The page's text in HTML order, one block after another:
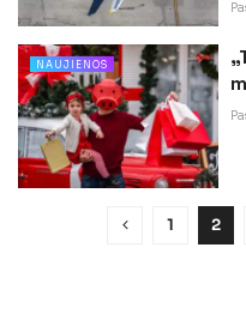
NAUJIENOS
1 2